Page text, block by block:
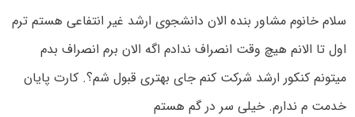
سلام خانوم مشاور بنده الان دانشجوی ارشد غیر انتفاعی هستم ترم
اول تا الانم هیچ وقت انصراف ندادم اگه الان برم انصراف بدم
میتونم کنکور ارشد شرکت کنم جای بهتری قبول شم؟. کارت پایان
خدمت م ندارم. خیلی سر در گم هستم